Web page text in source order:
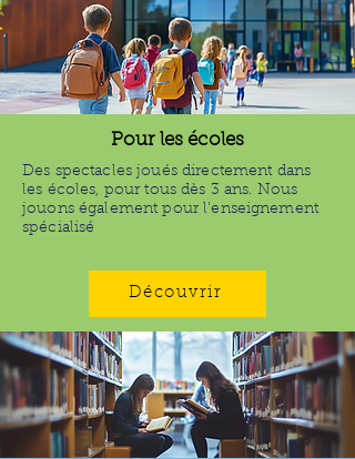
Pour les écoles
Des spectacles joués directement dans
les écoles, pour tous dès 3 ans. Nous
jouons également pour l'enseignement
spécialisé
Découvrir